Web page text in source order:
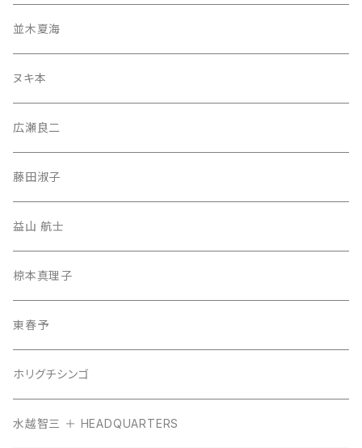
並木夏海
ヌキ本
広瀬良二
藤田淑子
益山 航士
椋本真理子
東春予
ホリグチシンゴ
水越智三 ＋ HEADQUARTERS